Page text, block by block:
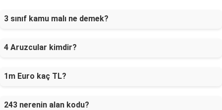
3 sınıf kamu malı ne demek?
4 Aruzcular kimdir?
1m Euro kaç TL?
243 nerenin alan kodu?